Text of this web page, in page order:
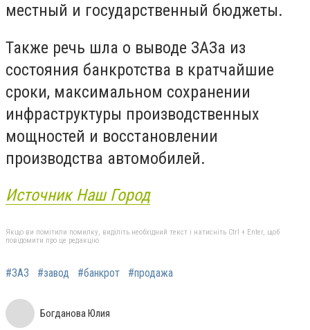
местный и государственный бюджеты.
Также речь шла о выводе ЗАЗа из
состояния банкротства в кратчайшие
сроки, максимальном сохранении
инфраструктуры производственных
мощностей и восстановлении
производства автомобилей.
Источник Наш Город
Якщо ви помітили помилку, виділіть необхідний текст і натисніть Ctrl + Enter, щоб
повідомити про це редакцію
#ЗАЗ #завод #банкрот #продажа
Богданова Юлия